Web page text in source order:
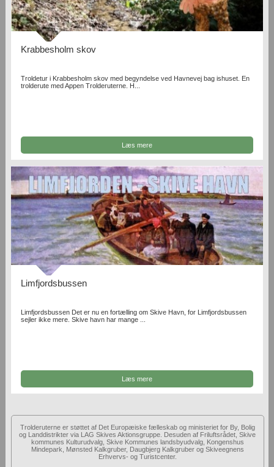
Krabbesholm skov
Troldetur i Krabbesholm skov med begyndelse ved Havnevej bag ishuset. En
trolderute med Appen Trolderuterne. H...
Læs mere
Limfjordsbussen
Limfjordsbussen Det er nu en fortælling om Skive Havn, for Limfjordsbussen
sejler ikke mere. Skive havn har mange ...
Læs mere
Trolderuterne er støttet af Det Europæiske fælleskab og ministeriet for By, Bolig
og Landdistrikter via LAG Skives Aktionsgruppe. Desuden af Friluftsrådet, Skive
kommunes Kulturudvalg, Skive Kommunes landsbyudvalg, Kongenshus
Mindepark, Mønsted Kalkgruber, Daugbjerg Kalkgruber og Skiveegnens
Erhvervs- og Turistcenter.